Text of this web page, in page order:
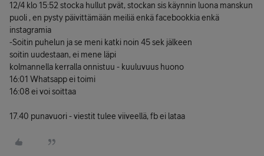
12/4 klo 15:52 stocka hullut pvät, stockan sis käynnin luona manskun
puoli , en pysty päivittämään meiliä enkä facebookkia enkä
instagramia
-Soitin puhelun ja se meni katki noin 45 sek jälkeen
soitin uudestaan, ei mene läpi
kolmannella kerralla onnistuu - kuuluvuus huono
16:01 Whatsapp ei toimi
16:08 ei voi soittaa
17.40 punavuori - viestit tulee viiveellä, fb ei lataa